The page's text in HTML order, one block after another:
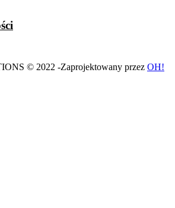
© 2022 -Zaprojektowany przez OH!